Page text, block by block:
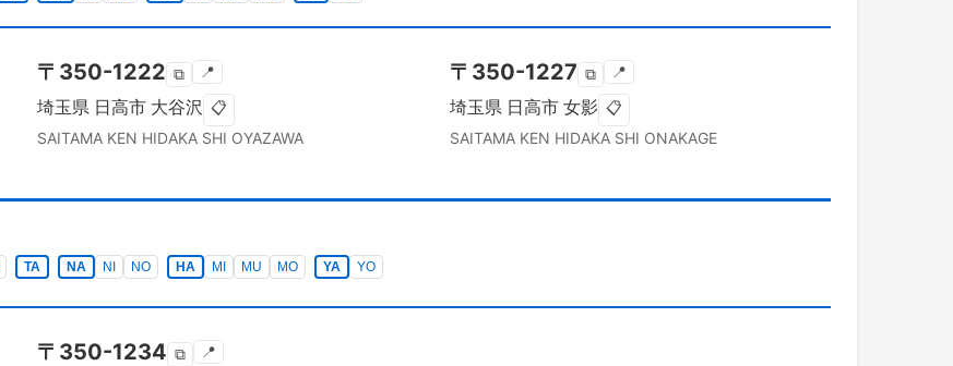
〒 350-1222 ⧉ 📍
埼玉県 日高市 大谷沢 📋
SAITAMA KEN HIDAKA SHI OYAZAWA
〒 350-1227 ⧉ 📍
埼玉県 日高市 女影 📋
SAITAMA KEN HIDAKA SHI ONAKAGE
TA NA NI NO HA MI MU MO YA YO
〒 350-1234 ⧉ 📍